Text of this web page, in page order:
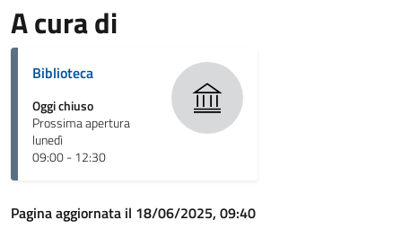
A cura di
Biblioteca
Oggi chiuso
Prossima apertura
lunedì
09:00 - 12:30
Pagina aggiornata il 18/06/2025, 09:40